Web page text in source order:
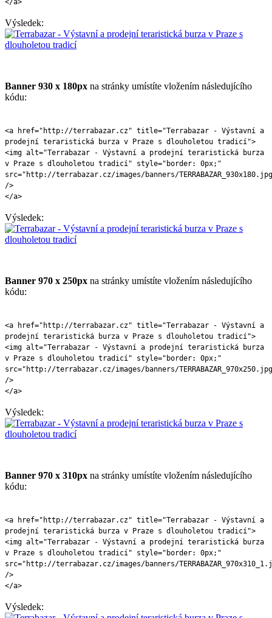
</a>
Výsledek:
Banner 930 x 180px na stránky umístíte vložením následujícího
kódu:
<a href="http://terrabazar.cz" title="Terrabazar - Výstavní a
prodejní teraristická burza v Praze s dlouholetou tradicí">
<img alt="Terrabazar - Výstavní a prodejní teraristická burza
v Praze s dlouholetou tradicí" style="border: 0px;"
src="http://terrabazar.cz/images/banners/
/>
</a>
Výsledek:
Banner 970 x 250px na stránky umístíte vložením následujícího
kódu:
<a href="http://terrabazar.cz" title="Terrabazar - Výstavní a
prodejní teraristická burza v Praze s dlouholetou tradicí">
<img alt="Terrabazar - Výstavní a prodejní teraristická burza
v Praze s dlouholetou tradicí" style="border: 0px;"
src="http://terrabazar.cz/images/banners/
/>
</a>
Výsledek:
Banner 970 x 310px na stránky umístíte vložením následujícího
kódu:
<a href="http://terrabazar.cz" title="Terrabazar - Výstavní a
prodejní teraristická burza v Praze s dlouholetou tradicí">
<img alt="Terrabazar - Výstavní a prodejní teraristická burza
v Praze s dlouholetou tradicí" style="border: 0px;"
src="http://terrabazar.cz/images/banners/
/>
</a>
Výsledek: